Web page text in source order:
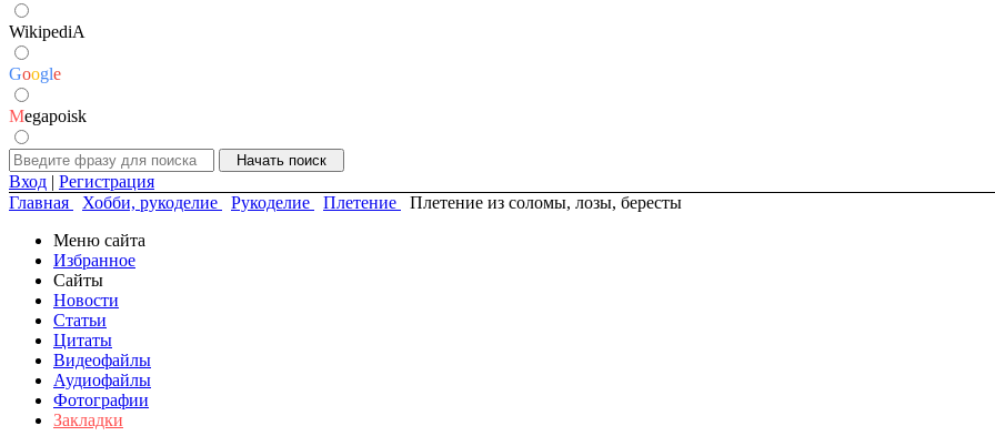
WikipediA
Google
Megapoisk
Вход | Регистрация
Главная
Хобби, рукоделие Рукоделие Плетение
Плетение из соломы, лозы, бересты
Меню сайта
Избранное
Сайты
Новости
Статьи
Цитаты
Видеофайлы
Аудиофайлы
Фотографии
Закладки